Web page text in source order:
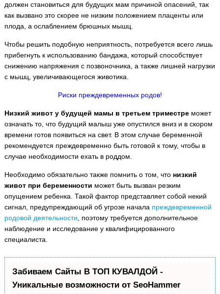
должен становиться для будущих мам причиной опасений, так
как вызвано это скорее не низким положением плаценты или
плода, а ослаблением брюшных мышц.
Чтобы решить подобную неприятность, потребуется всего лишь
прибегнуть к использованию бандажа, который способствует
снижению напряжения с позвоночника, а также лишней нагрузки
с мышц, увеличивающегося животика.
Риски преждевременных родов!
Низкий живот у будущей мамы в третьем триместреможет
означать то, что будущий малыш уже опустился вниз и в скором
времени готов появиться на свет. В этом случае беременной
рекомендуется преждевременно быть готовой к тому, чтобы в
случае необходимости ехать в роддом.
Необходимо обязательно также помнить о том, чтонизкий
живот при беременности может быть вызван резким
опущением ребенка. Такой фактор представляет собой некий
сигнал, предупреждающий об угрозе начала преждевременной
родовой деятельности , поэтому требуется дополнительное
наблюдение и исследование у квалифицированного
специалиста.
Забиваем Сайты В ТОП КУВАЛДОЙ -
Уникальные возможности от SeoHammer